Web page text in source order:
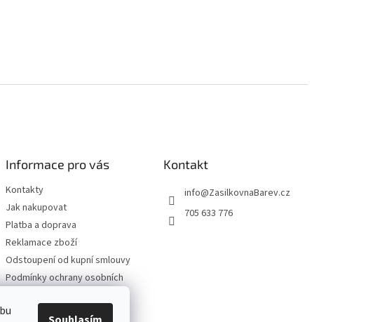
Informace pro vás
Kontakty
Jak nakupovat
Platba a doprava
Reklamace zboží
Odstoupení od kupní smlouvy
Podmínky ochrany osobních
Obchodní podmínky
Kontakt
info@ZasilkovnaBarev.cz
705 633 776